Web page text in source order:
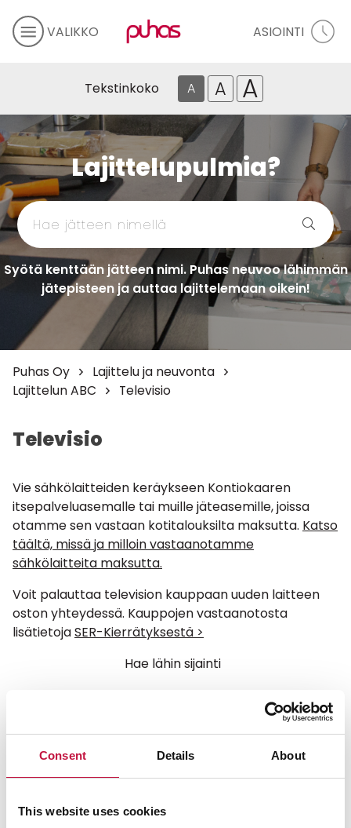
Consent Details About
This website uses cookies
VALIKKO ASIOINTI
Tekstinkoko A A A
Lajittelupulmia?
Syötä kenttään jätteen nimi. Puhas neuvoo lähimmän
jätepisteen ja auttaa lajittelemaan oikein!
Puhas Oy
Lajittelu ja neuvonta
Lajittelun ABC
Televisio
Televisio
Vie sähkölaitteiden keräykseen Kontiokaaren
itsepalveluasemalle tai muille jäteasemille, joissa
otamme sen vastaan kotitalouksilta maksutta. Katso
täältä, missä ja milloin vastaanotamme
sähkölaitteita maksutta.
Voit palauttaa television kauppaan uuden laitteen
oston yhteydessä. Kauppojen vastaanotosta
lisätietojaSER-Kierrätyksestä >
Hae lähin sijainti
Sallievästeet nähdäksesi kartan.